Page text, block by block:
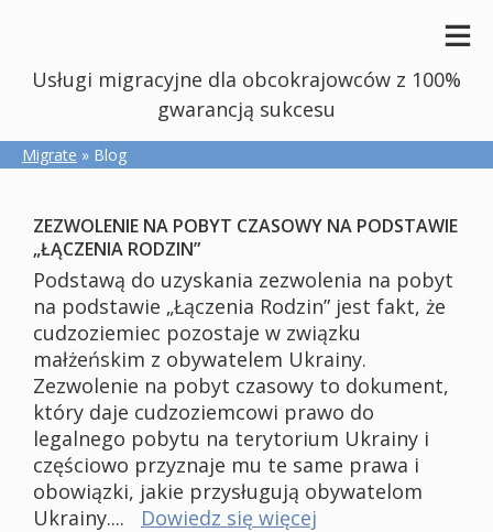
Usługi migracyjne dla obcokrajowców z 100%
gwarancją sukcesu
Migrate » Blog
ZEZWOLENIE NA POBYT CZASOWY NA PODSTAWIE
„ŁĄCZENIA RODZIN”
Podstawą do uzyskania zezwolenia na pobyt
na podstawie „Łączenia Rodzin” jest fakt, że
cudzoziemiec pozostaje w związku
małżeńskim z obywatelem Ukrainy.
Zezwolenie na pobyt czasowy to dokument,
który daje cudzoziemcowi prawo do
legalnego pobytu na terytorium Ukrainy i
częściowo przyznaje mu te same prawa i
obowiązki, jakie przysługują obywatelom
Ukrainy....
Dowiedz się więcej